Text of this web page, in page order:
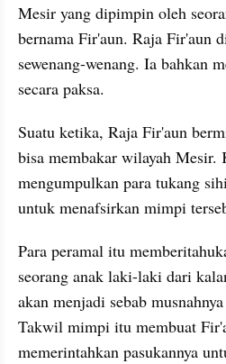
Mesir yang dipimpin oleh
bernama Fir'aun. Raja Fir'aun
sewenang-wenang. Ia bahkan
secara paksa.
Suatu ketika, Raja Fir'aun
bisa membakar wilayah Mesir.
mengumpulkan para tukang
untuk menafsirkan mimpi
Para peramal itu
seorang anak laki-laki dari
akan menjadi sebab
Takwil mimpi itu membuat
memerintahkan pasukannya